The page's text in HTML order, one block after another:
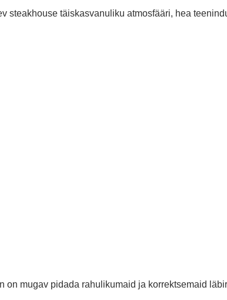
steakhouse täiskasvanuliku atmosfääri, hea
mugav pidada rahulikumaid ja korrektsemaid